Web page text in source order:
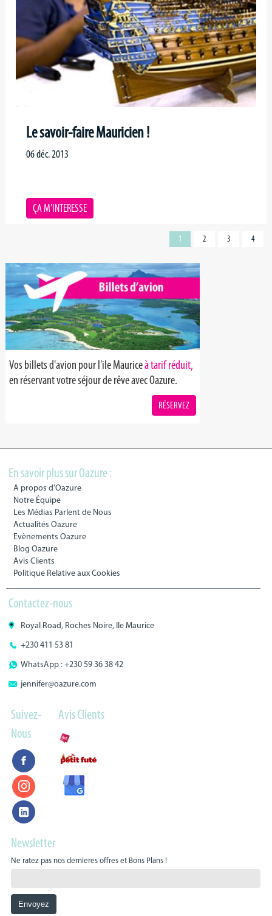
Le savoir-faire Mauricien !
06 déc. 2013
ÇA M'INTERESSE
1 2 3 4
Vos billets d'avion pour l'ile Mauriceà tarif réduit,
en réservant votre séjour de rêve avec Oazure.
RÉSERVEZ
En savoir plus sur Oazure :
A propos d'Oazure
Notre Équipe
Les Médias Parlent de Nous
Actualités Oazure
Evènements Oazure
Blog Oazure
Avis Clients
Politique Relative aux Cookies
Contactez-nous
Royal Road, Roches Noire, Ile Maurice
+230 411 53 81
WhatsApp : +230 59 36 38 42
jennifer@oazure.com
Suivez-
Nous
Avis Clients
Newsletter
Ne ratez pas nos dernieres offres et Bons Plans !